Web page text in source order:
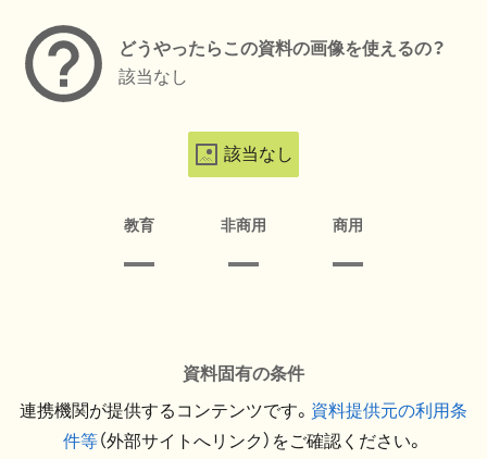
どうやったらこの資料の画像を使えるの？
該当なし
該当なし
教育 非商用 商用
資料固有の条件
連携機関が提供するコンテンツです。 資料提供元の利用条
件等（外部サイトへリンク）をご確認ください。